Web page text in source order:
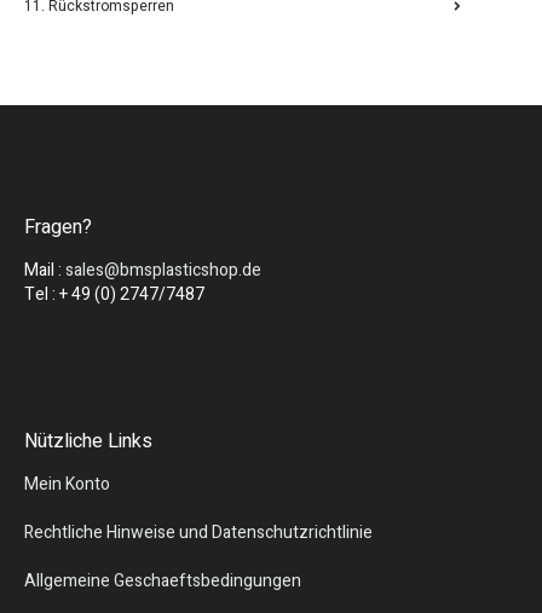
11. Rückstromsperren
Fragen?
Mail :sales@bmsplasticshop.de
Tel : + 49 (0) 2747/7487
Nützliche Links
Mein Konto
Rechtliche Hinweise und Datenschutzrichtlinie
Allgemeine Geschaeftsbedingungen